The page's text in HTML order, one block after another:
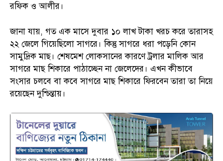
রফিক ও আলীর।
জানা যায়, গত এক মাসে দুবার ১০ লাখ টাকা খরচ করে তারাসহ
২২ জেলে গিয়েছিলো সাগরে। কিন্তু সাগরে ধরা পড়েনি কোন
সামুদ্রিক মাছ। শেষমেশ লোকসানের কারণে ট্রলার মালিক আর
সাগরে মাছ শিকারে পাঠাচ্ছেন না জেলেদের। এখন কীভাবে
সংসার চলবে বা কবে সাগরে মাছ শিকারে ফিরবেন তারা তা নিয়ে
রয়েছেন দুশ্চিন্তায়।